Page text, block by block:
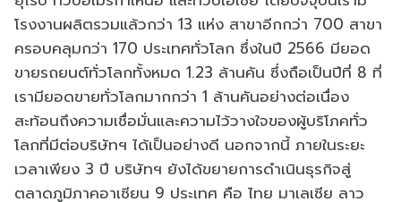
โรงงานผลิตรวมแล้วกว่า 13 แห่ง สาขาอีกกว่า 700 สาขา
ครอบคลุมกว่า 170 ประเทศทั่วโลก ซึ่งในปี 2566 มียอด
ขายรถยนต์ทั่วโลกทั้งหมด 1.23 ล้านคัน ซึ่งถือเป็นปีที่ 8 ที่
เรามียอดขายทั่วโลกมากกว่า 1 ล้านคันอย่างต่อเนื่อง
สะท้อนถึงความเชื่อมั่นและความไว้วางใจของผู้บริโภคทั่ว
โลกที่มีต่อบริษัทฯ ได้เป็นอย่างดี นอกจากนี้ ภายในระยะ
เวลาเพียง 3 ปี บริษัทฯ ยังได้ขยายการดำเนินธุรกิจสู่
ตลาดภูมิภาคอาเซียน 9 ประเทศ คือ ไทย มาเลเซีย ลาว